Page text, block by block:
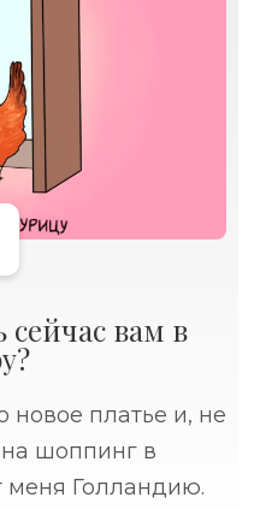
сейчас вам в
новое платье и, не
шоппинг в
меня Голландию.